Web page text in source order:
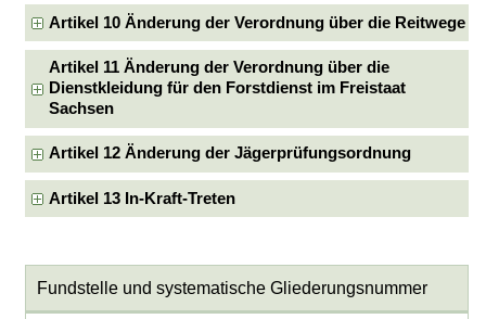
Artikel 10 Änderung der Verordnung über die Reitwege
Artikel 11 Änderung der Verordnung über die
Dienstkleidung für den Forstdienst im Freistaat
Sachsen
Artikel 12 Änderung der Jägerprüfungsordnung
Artikel 13 In-Kraft-Treten
Fundstelle und systematische Gliederungsnummer